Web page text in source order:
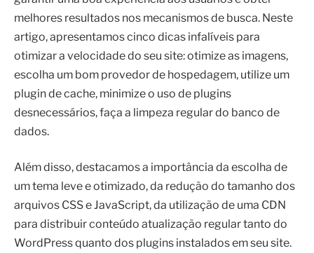
melhores resultados nos mecanismos de busca. Neste
artigo, apresentamos cinco dicas infalíveis para
otimizar a velocidade do seu site: otimize as imagens,
escolha um bom provedor de hospedagem, utilize um
plugin de cache, minimize o uso de plugins
desnecessários, faça a limpeza regular do banco de
dados.
Além disso, destacamos a importância da escolha de
um tema leve e otimizado, da redução do tamanho dos
arquivos CSS e JavaScript, da utilização de uma CDN
para distribuir conteúdo atualização regular tanto do
WordPress quanto dos plugins instalados em seu site.